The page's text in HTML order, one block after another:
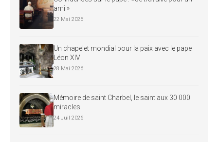
ami »
22 Mai 2026
Un chapelet mondial pour la paix avec le pape
Léon XIV
28 Mai 2026
Mémoire de saint Charbel, le saint aux 30 000
miracles
24 Juil 2026